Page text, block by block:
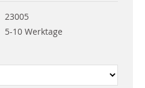
23005
5-10 Werktage